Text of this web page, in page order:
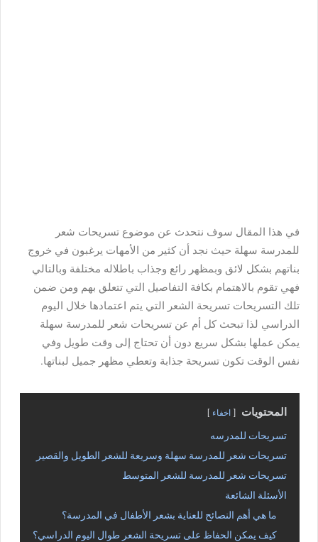
في هذا المقال سوف نتحدث عن موضوع تسريحات شعر
للمدرسة سهلة حيث نجد أن كثير من الأمهات يرغبون في خروج
بناتهم بشكل لائق وبمظهر رائع وجذاب باطلاله مختلفة وبالتالي
فهي تقوم بالاهتمام بكافة التفاصيل التي تتعلق بهم ومن ضمن
تلك التسريحات تسريحة الشعر التي يتم اعتمادها خلال اليوم
الدراسي لذا تبحث كل أم عن تسريحات شعر للمدرسة سهلة
يمكن عملها بشكل سريع دون أن تحتاج إلى وقت طويل وفي
نفس الوقت تكون تسريحة جذابة وتعطي مظهر جميل لبناتها.
المحتويات اخفاء
تسريحات للمدرسه
تسريحات شعر للمدرسة سهلة وسريعة للشعر الطويل والقصير
تسريحات شعر للمدرسة للشعر المتوسط
الأسئلة الشائعة
ما هي أهم النصائح للعناية بشعر الأطفال في المدرسة؟
كيف يمكن الحفاظ على تسريحة الشعر طوال اليوم الدراسي؟